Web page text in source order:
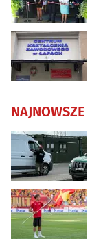
NAJNOWSZE